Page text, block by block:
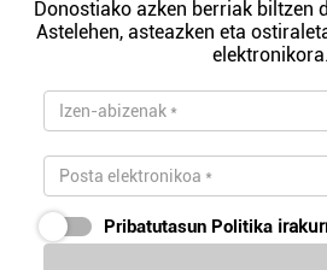
Donostiako azken berriak biltzen
Astelehen, asteazken eta
elektronikora.
Pribatutasun Politika